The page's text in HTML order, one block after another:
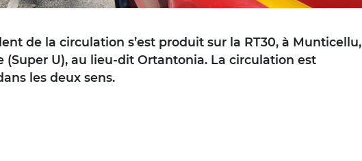
de la circulation s’est produit sur la RT30, à Munticellu,
U), au lieu-dit Ortantonia. La circulation est
les deux sens.